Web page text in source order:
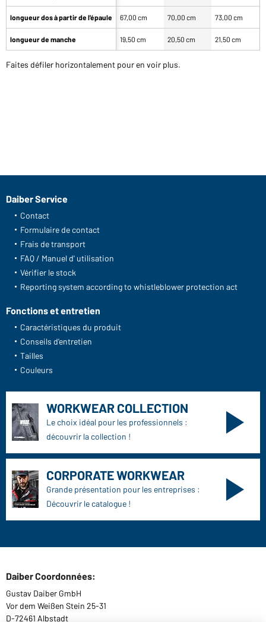
longueur dos à partir de l'épaule
longueur de manche
67,00 cm 70,00 cm 73,00 cm
19,50 cm 20,50 cm 21,50 cm
Faites défiler horizontalement pour en voir plus.
Daiber Service
Contact
Formulaire de contact
Frais de transport
FAQ / Manuel d' utilisation
Vérifier le stock
Reporting system according to whistleblower protection act
Fonctions et entretien
Caractéristiques du produit
Conseils d'entretien
Tailles
Couleurs
WORKWEAR COLLECTION
Le choix idéal pour les professionnels :
découvrir la collection !
CORPORATE WORKWEAR
Grande présentation pour les entreprises :
Découvrir le catalogue !
Daiber Coordonnées:
Gustav Daiber GmbH
Vor dem Weißen Stein 25-31
D-72461 Albstadt